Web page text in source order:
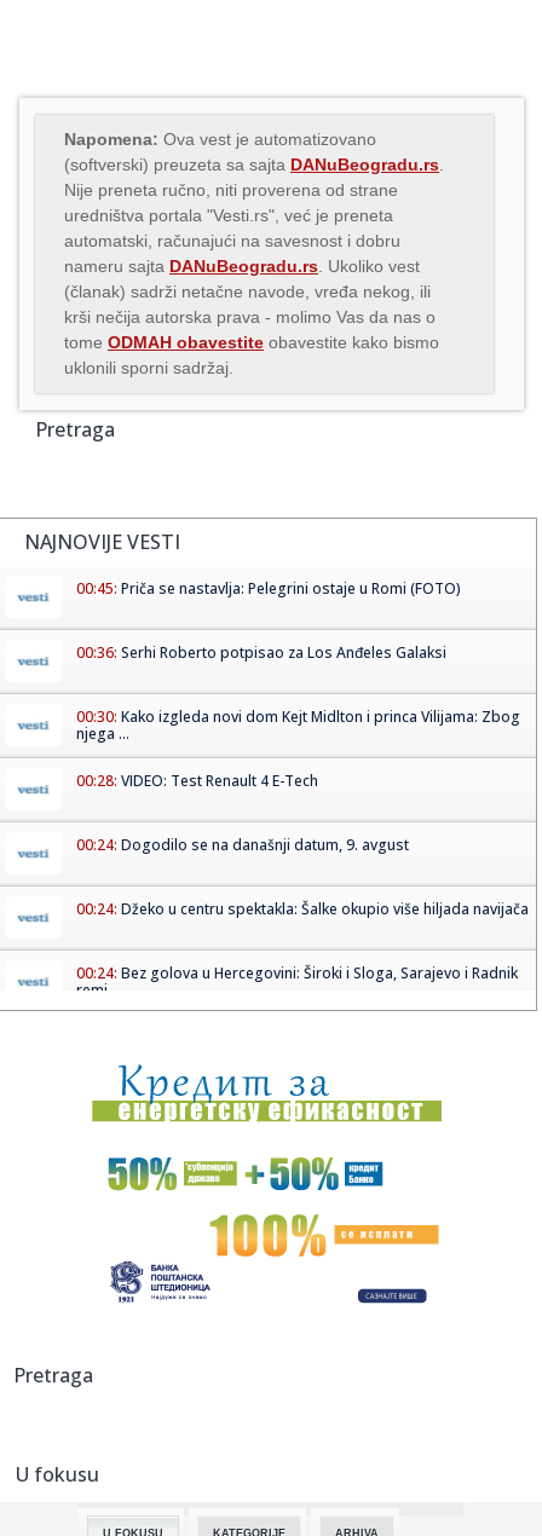
Napomena: Ova vest je automatizovano
(softverski) preuzeta sa sajta DANuBeogradu.rs
Nije preneta ručno, niti proverena od strane
uredništva portala "Vesti.rs", već je preneta
automatski, računajući na savesnost i dobru
nameru sajta DANuBeogradu.rs . Ukoliko vest
(članak) sadrži netačne navode, vređa nekog, ili
krši nečija autorska prava - molimo Vas da nas o
tome ODMAH obavestite obavestite kako bismo
uklonili sporni sadržaj.
Pretraga
NAJNOVIJE VESTI
00:45: Priča se nastavlja: Pelegrini ostaje u Romi (FOTO)
00:36: Serhi Roberto potpisao za Los Anđeles Galaksi
00:30: Kako izgleda novi dom Kejt Midlton i princa Vilijama: Zbog
njega ...
00:28: VIDEO: Test Renault 4 E-Tech
00:24: Dogodilo se na današnji datum, 9. avgust
00:24: Džeko u centru spektakla: Šalke okupio više hiljada navijača
00:24: Bez golova u Hercegovini: Široki i Sloga, Sarajevo i Radnik
remi...
00:17:Velika akcija tokom noći i ranog jutra u Beogradu: Ekipe
izlaze ...
00:02:Na današnji dan, 9. avgust
TEŽAK UDARAC ZA HETAFE PRED EVROPU: Važan igrač
23:46:Bivši igrač Barselone ide u Los Anđeles
koraci koj...
23:34:
Pretraga
U fokusu
U FOKUSU KATEGORIJE ARHIVA